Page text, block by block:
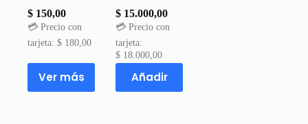
$ 150,00
💳 Precio con
tarjeta: $ 180,00
Ver más
$ 15.000,00
💳 Precio con
tarjeta:
$ 18.000,00
Añadir